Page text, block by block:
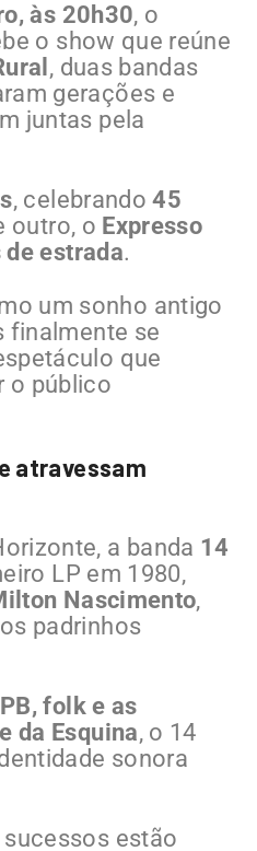
às 20h30, o
o show que reúne
, duas bandas
gerações e
juntas pela
, celebrando45
outro, o Expresso
de estrada.
um sonho antigo
finalmente se
que
o público
atravessam
a banda 14
LP em 1980,
Nascimento,
padrinhos
folk e as
da Esquina, o 14
sonora
sucessos estão